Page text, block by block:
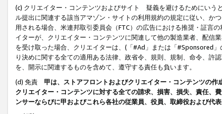
(c) クリエイター・コンテンツおよびサイト 疑義を避けるためにいう
ル提出に関連する該当アマゾン・サイトの利用規約の規定に従い、か
用される場合、米連邦取引委員会（FTC）の広告における推奨・証言
イターが、クリエイター・コンテンツに関連して他の製造業者、配信
を受け取った場合、クリエイターは、(「#Ad」または「#Sponsored
り決めに関する全ての適用ある法律、政省令、規則、規制、命令、許
を、開示に関連するものを含めて、遵守する責任も負います。
(d) 免責 甲は、ストアフロントおよびクリエイター・コンテンツの
クリエイター・コンテンツに対する全ての請求、損害、損失、責任、
ンサーならびに甲およびこれら各社の従業員、役員、取締役および代